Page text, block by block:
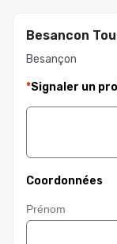
Besancon
Besançon
*Signaler un
Coordonnées
Prénom